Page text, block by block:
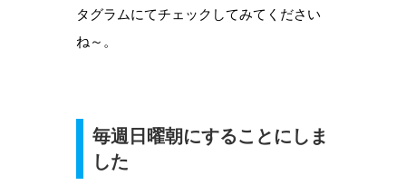
タグラムにてチェックしてみてください
ね～。
毎週日曜朝にすることにしま
した